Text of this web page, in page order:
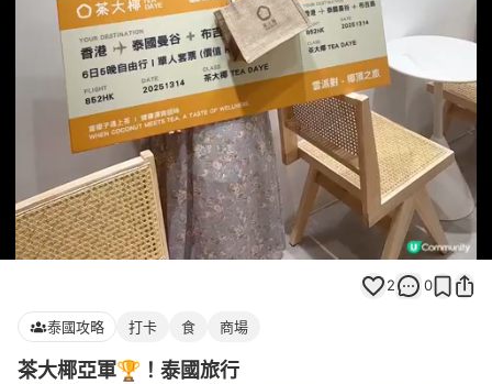
Loaded
100.00%
Unmute
2 0
泰國攻略 打卡 食 商場
茶大椰亞軍🏆！泰國旅行